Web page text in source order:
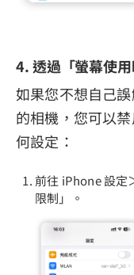
4. 透過「螢幕使
如果您不想自己
的相機，您可以
何設定：
前往 iPhone 設定
限制」。